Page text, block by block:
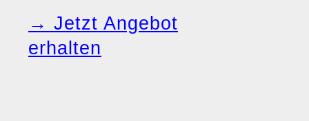
→ Jetzt Angebot
erhalten